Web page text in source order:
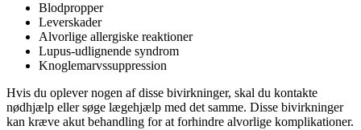
Blodpropper
Leverskader
Alvorlige allergiske reaktioner
Lupus-udlignende syndrom
Knoglemarvssuppression
Hvis du oplever nogen af disse bivirkninger, skal du kontakte
nødhjælp eller søge lægehjælp med det samme. Disse bivirkninger
kan kræve akut behandling for at forhindre alvorlige komplikationer.